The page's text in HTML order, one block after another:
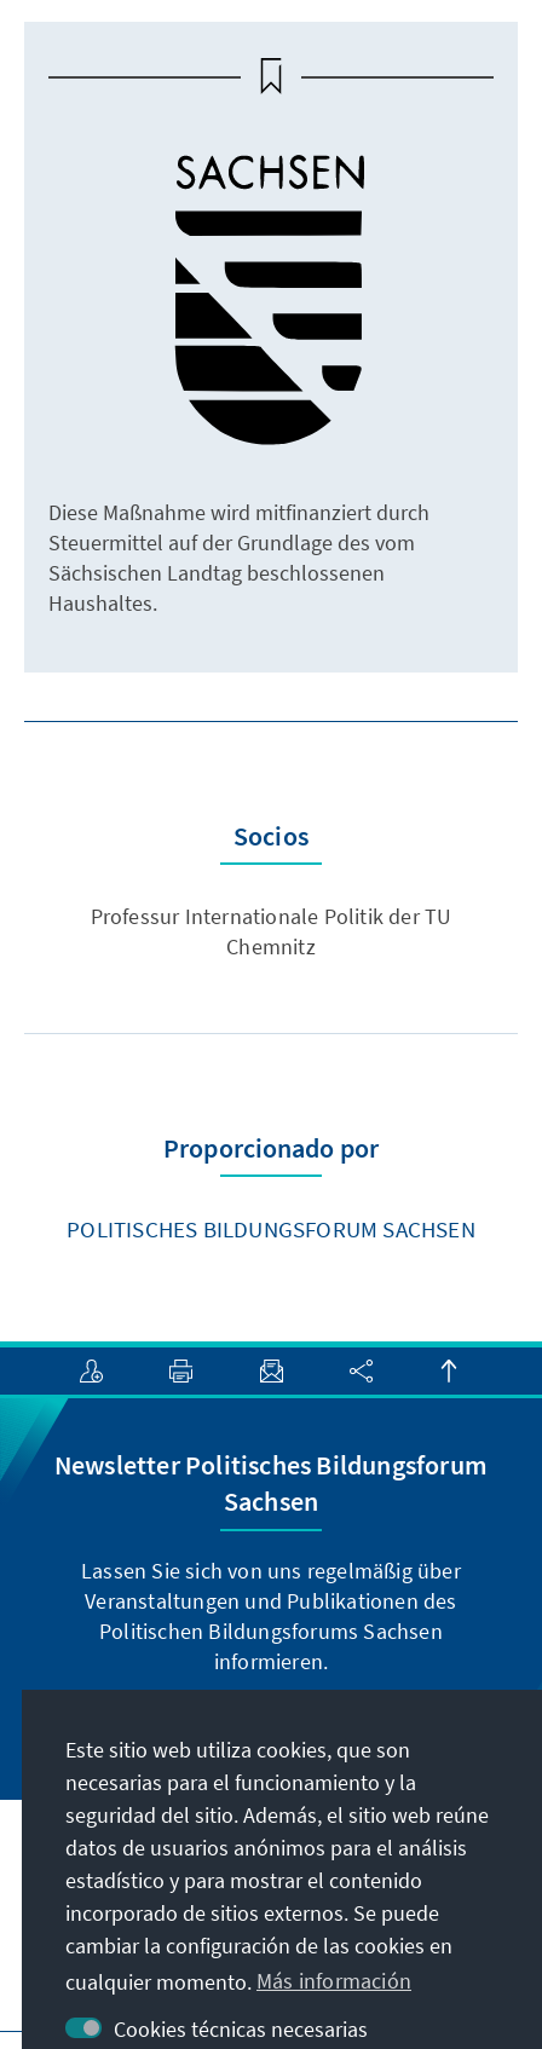
Diese Maßnahme wird mitfinanziert durch
Steuermittel auf der Grundlage des vom
Sächsischen Landtag beschlossenen
Haushaltes.
Socios
Professur Internationale Politik der TU
Chemnitz
Proporcionado por
POLITISCHES BILDUNGSFORUM SACHSEN
Newsletter Politisches Bildungsforum
Sachsen
Lassen Sie sich von uns regelmäßig über
Veranstaltungen und Publikationen des
Politischen Bildungsforums Sachsen
informieren.
Dirección
Contacto
Visita también
Este sitio web utiliza cookies, que son
necesarias para el funcionamiento y la
seguridad del sitio. Además, el sitio web reúne
datos de usuarios anónimos para el análisis
estadístico y para mostrar el contenido
incorporado de sitios externos. Se puede
cambiar la configuración de las cookies en
cualquier momento. Más información
Cookies técnicas necesarias